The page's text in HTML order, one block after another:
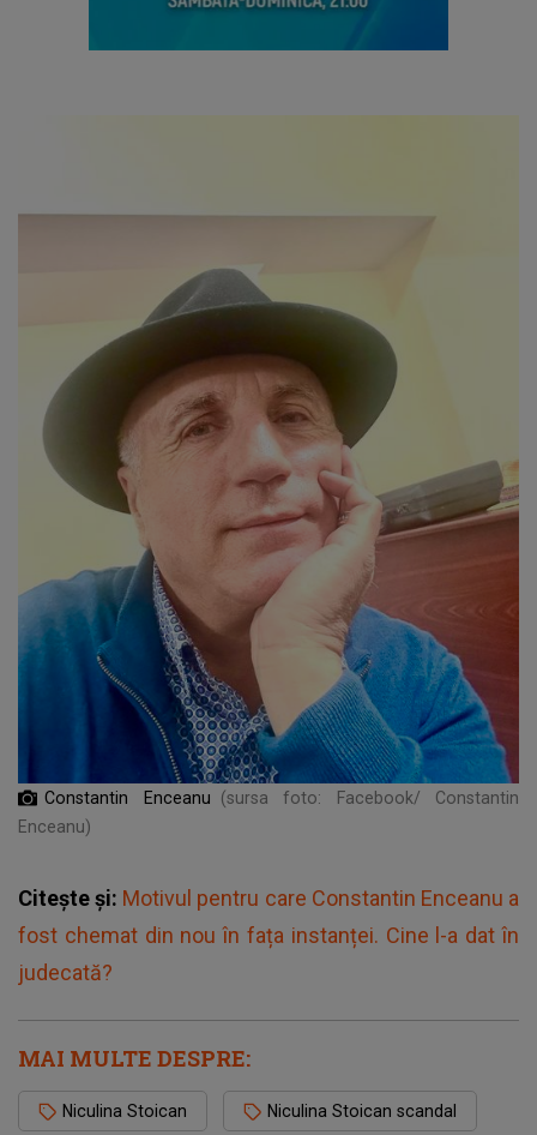
Constantin Enceanu
(sursa foto: Facebook/ Constantin
Enceanu)
Citește și: Motivul pentru care Constantin Enceanu a
fost chemat din nou în fața instanței. Cine l-a dat în
judecată?
MAI MULTE DESPRE:
Niculina Stoican Niculina Stoican scandal